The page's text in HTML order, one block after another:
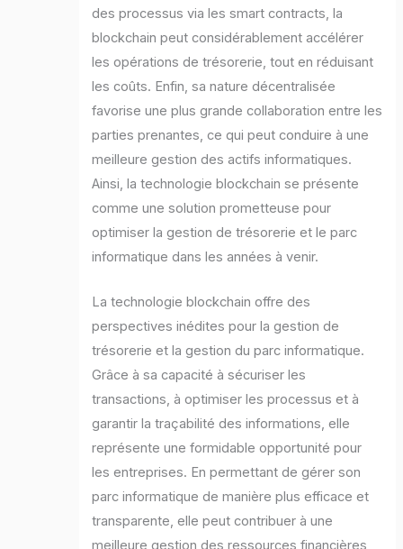
des processus via les smart contracts, la
blockchain peut considérablement accélérer
les opérations de trésorerie, tout en réduisant
les coûts. Enfin, sa nature décentralisée
favorise une plus grande collaboration entre les
parties prenantes, ce qui peut conduire à une
meilleure gestion des actifs informatiques.
Ainsi, la technologie blockchain se présente
comme une solution prometteuse pour
optimiser la gestion de trésorerie et le parc
informatique dans les années à venir.
La technologie blockchain offre des
perspectives inédites pour la gestion de
trésorerie et la gestion du parc informatique.
Grâce à sa capacité à sécuriser les
transactions, à optimiser les processus et à
garantir la traçabilité des informations, elle
représente une formidable opportunité pour
les entreprises. En permettant de gérer son
parc informatique de manière plus efficace et
transparente, elle peut contribuer à une
meilleure gestion des ressources financières